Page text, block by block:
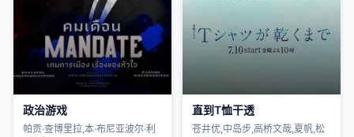
政治游戏
帕贡·查博里拉,本·布尼亚波尔·利
直到T恤干透
苍井优,中岛步,高桥文哉,夏帆,松